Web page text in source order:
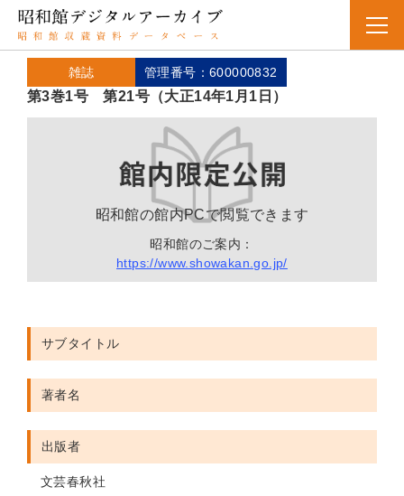
雑誌 管理番号：600000832
第3巻1号 第21号（大正14年1月1日）
昭和館の館内PCで閲覧できます
昭和館のご案内：
https://www.showakan.go.jp/
サブタイトル
著者名
出版者
文芸春秋社